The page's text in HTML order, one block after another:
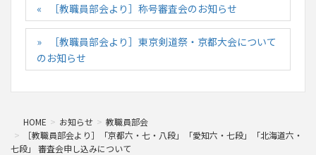
［教職員部会より］称号審査会のお知らせ
［教職員部会より］東京剣道祭・京都大会について
のお知らせ
HOME お知らせ
教職員部会
［教職員部会より］「京都六・七・八段」「愛知六・七段」「北海道六・
七段」 審査会申し込みについて